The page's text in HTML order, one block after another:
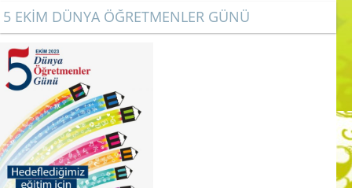
5 EKİM DÜNYA ÖĞRETMENLER GÜNÜ